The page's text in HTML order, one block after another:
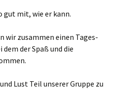
gut mit, wie er kann.
wir zusammen einen Tages-
der Spaß und die
Lust Teil unserer Gruppe zu